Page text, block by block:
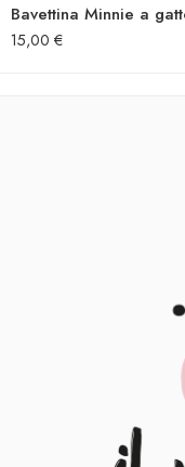
Bavettina Minnie a
15,00 €